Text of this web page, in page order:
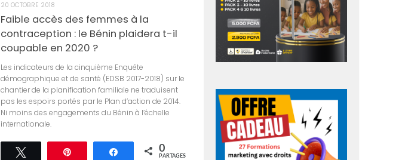
20 OCTOBRE 2018
Faible accès des femmes à la
contraception : le Bénin plaidera t-il
coupable en 2020 ?
Les indicateurs de la cinquième Enquête
démographique et de santé (EDSB 2017-2018) sur le
chantier de la planification familiale ne traduisent
pas les espoirs portés par le Plan d’action de 2014.
Ni moins des engagements du Bénin à l’échelle
internationale.
Partagez 0
PARTAGES